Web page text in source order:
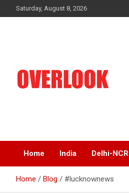
to
Saturday, August 8, 2026
Home India Delhi-NCR
Home Blog #lucknownews